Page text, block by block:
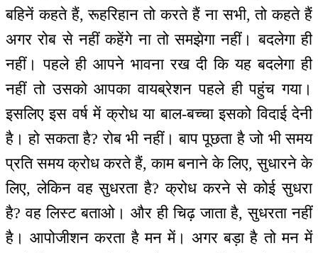
बहिनें कहते हैं, रूहरिहान तो करते हैं ना सभी, तो कहते हैं
अगर रोब से नहीं कहेंगे ना तो समझेगा नहीं। बदलेगा ही
नहीं। पहले ही आपने भावना रख दी कि यह बदलेगा ही
नहीं तो उसको आपका वायब्रेशन पहले ही पहुंच गया।
इसलिए इस वर्ष में क्रोध या बाल-बच्चा इसको विदाई देनी
है। हो सकता है? रोब भी नहीं। बाप पूछता है जो भी समय
प्रति समय क्रोध करते हैं, काम बनाने के लिए, सुधारने के
लिए, लेकिन वह सुधरता है? क्रोध करने से कोई सुधरा
है? वह लिस्ट बताओ। और ही चिढ़ जाता है, सुधरता नहीं
है। आपोजीशन करता है मन में। अगर बड़ा है तो मन में